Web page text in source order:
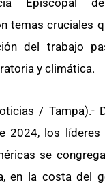
temas cruciales
del trabajo
y climática.
/ Tampa).-
2024, los
se
en la costa del